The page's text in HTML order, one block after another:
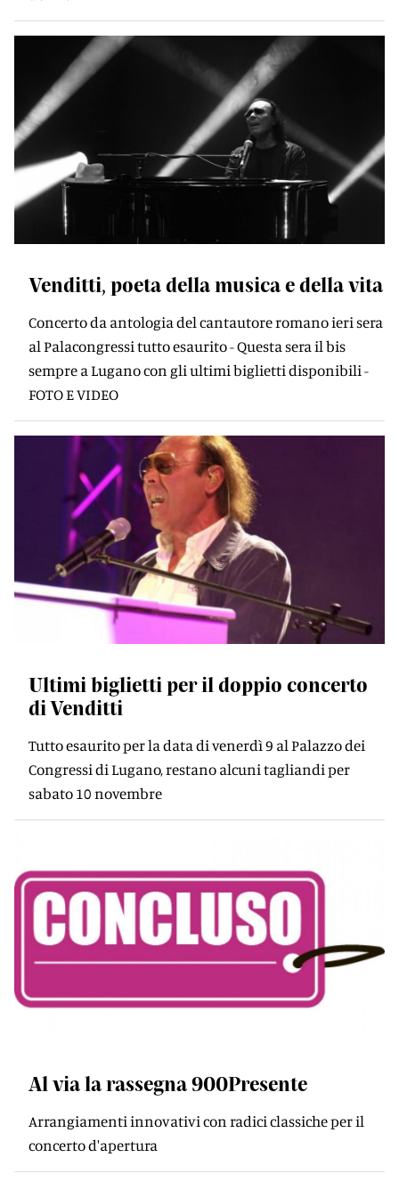
Venditti, poeta della musica e della vita
Concerto da antologia del cantautore romano ieri sera
al Palacongressi tutto esaurito - Questa sera il bis
sempre a Lugano con gli ultimi biglietti disponibili -
FOTO E VIDEO
Ultimi biglietti per il doppio concerto
di Venditti
Tutto esaurito per la data di venerdì 9 al Palazzo dei
Congressi di Lugano, restano alcuni tagliandi per
sabato 10 novembre
Al via la rassegna 900Presente
Arrangiamenti innovativi con radici classiche per il
concerto d'apertura